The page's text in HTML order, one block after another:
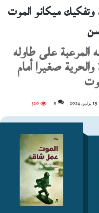
ميكانو الموت
المرعبة على طاوله
صغيرا أمام
19 يونيو، 2024 0
320